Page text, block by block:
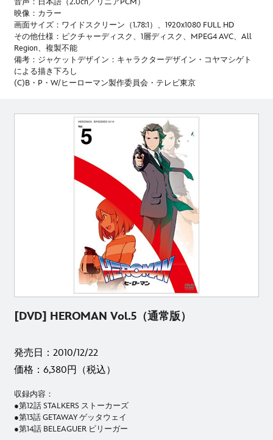
映像：カラー
画面サイズ：ワイドスクリーン（1.78:1）、1920x1080 FULL HD
その他仕様：ピクチャーディスク、1層ディスク、MPEG4 AVC、All
Region、複製不能
備考：ジャケットデザイン：キャラクターデザイン・コヤマシゲト
による描き下ろし
(C)B・P・W/ヒーローマン製作委員会・テレビ東京
[DVD] HEROMAN Vol.5（通常版）
発売日：2010/12/22
価格：6,380円（税込）
収録内容：
●第12話 STALKERS ストーカーズ
●第13話 GETAWAY ゲッタウェイ
●第14話 BELEAGUER ビリーガー